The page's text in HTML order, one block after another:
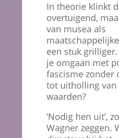
In theorie klinkt
overtuigend,
van musea als
een stuk
je omgaan met
fascisme zonder
tot uitholling van
waarden?
‘Nodig hen uit’,
Wagner zeggen.